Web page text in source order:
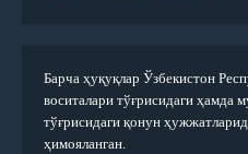
Барча ҳуқуқлар Ўзбекистон
воситалари тўғрисидаги ҳамда
тўғрисидаги қонун
ҳимояланган.